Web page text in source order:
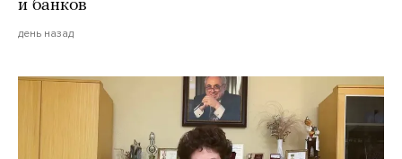
и банков
день назад